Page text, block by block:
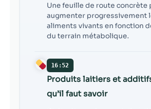
Une feuille de route concrète
augmenter progressivement
aliments vivants en fonction
du terrain métabolique.
16:52
Produits laitiers et
qu’il faut savoir